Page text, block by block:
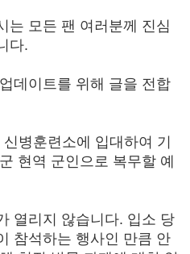
는 모든 팬 여러분께 진심
다.
데이트를 위해 글을 전합
병훈련소에 입대하여 기
현역 군인으로 복무할 예
열리지 않습니다. 입소 당
참석하는 행사인 만큼 안